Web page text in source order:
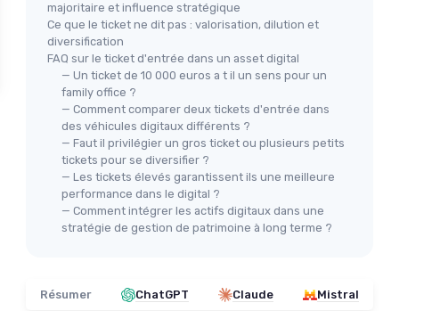
majoritaire et influence stratégique
Ce que le ticket ne dit pas : valorisation, dilution et
diversification
FAQ sur le ticket d'entrée dans un asset digital
— Un ticket de 10 000 euros a t il un sens pour un
family office ?
— Comment comparer deux tickets d'entrée dans
des véhicules digitaux différents ?
— Faut il privilégier un gros ticket ou plusieurs petits
tickets pour se diversifier ?
— Les tickets élevés garantissent ils une meilleure
performance dans le digital ?
— Comment intégrer les actifs digitaux dans une
stratégie de gestion de patrimoine à long terme ?
Résumer ChatGPT Claude Mistral